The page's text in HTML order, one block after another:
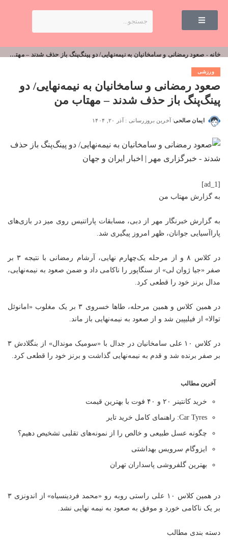
خانه - صعود رمضانی و سامخانیان به نیمه‌نهایی/ دو پینگ‌پنگ باز حذف شدند – مهتاب من
ورزشی
صعود رمضانی و سامخانیان به نیمه‌نهایی/ دو
پینگ‌پنگ باز حذف شدند – مهتاب من
ایمان صالحی آخرین بروزرسانی : آذر ۲۰, ۱۴۰۴
[ad_1]
به گزارش مهتاب من
به گزارش خبرنگار مهر از دبی، مسابقات پاراتنیس روی میز در بازی‌های
پاراآسیایی جوانان، ظهر امروز پیگیری شد.
در کلاس ۸ و از مرحله یک‌چهارم نهایی، آرشام رمضانی با نتیجه ۳ بر
صفر «جیا ژوان لی» از سنگاپور را ناکامی داد و ضمن صعود به نیمه‌نهایی،
مدال برنز خود را قطعی کرد.
در همین کلاس و همین مرحله، طاها خسروی ۳ بر یک مغلوب «امانوئل
توالا» از فیلیپین شد و از صعود به نیمه‌نهایی باز ماند.
در کلاس ۱۰ علی سامخانیان در جدال با «سومیک موندال» از بنگلادش ۳
بر صفر برنده شد و قدم به نیمه‌نهایی گذاشت و برنز خود را قطعی کرد.
آخرین مطالب
خرید کانتینر ۲۰ و ۴۰ فوت با بهترین قیمت
Car Tyres: راهنمای کامل خرید تایر
چگونه عسل طبیعی و خالص را از نمونه‌های تقلبی تشخیص دهیم؟
ایزوگام سرویس بهداشتی
بهترین گلفروشی پاسداران تهران
در همین کلاس ۱۰ علی راستی روبه رو «محمد فردینسیاه» از اندونزی ۳
بر یک ناکامی خورد و موفق به صعود به نیمه نهایی نشد.
دسته بندی مطالب